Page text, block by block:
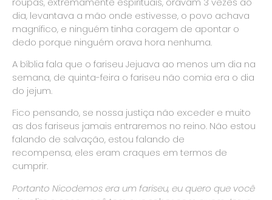
dia, levantava a mão onde estivesse, o povo achava
magnífico, e ninguém tinha coragem de apontar o
dedo porque ninguém orava hora nenhuma.
A bíblia fala que o fariseu Jejuava ao menos um dia na
semana, de quinta-feira o fariseu não comia era o dia
do jejum.
Fico pensando, se nossa justiça não exceder e muito
as dos fariseus jamais entraremos no reino. Não estou
falando de salvação, estou falando de
recompensa, eles eram craques em termos de
cumprir.
Portanto Nicodemos era um fariseu, eu quero que você